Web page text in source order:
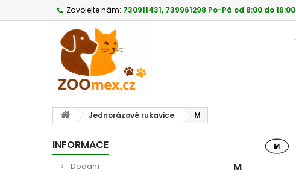
Zavolejte nám: 730911431, 739961298 Po-Pá od 8:00 do 16:00
Jednorázové rukavice M
INFORMACE
Dodání
M